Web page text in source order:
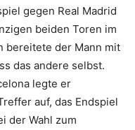
gegen Real Madrid
beiden Toren im
bereitete der Mann mit
das andere selbst.
legte er
auf, das Endspiel
der Wahl zum